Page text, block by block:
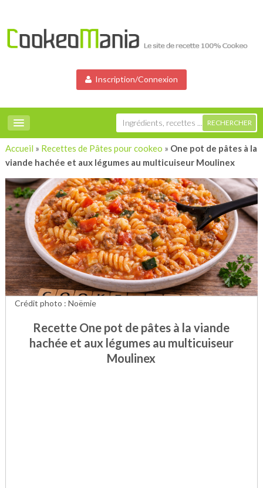
Inscription/Connexion
Accueil » Recettes de Pâtes pour cookeo » One pot de pâtes à la
viande hachée et aux légumes au multicuiseur Moulinex
Recette One pot de pâtes à la viande
hachée et aux légumes au multicuiseur
Moulinex
Crédit photo : Noëmie